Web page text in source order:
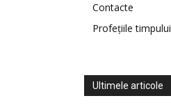
Contacte
Profețiile timpului
Ultimele articole